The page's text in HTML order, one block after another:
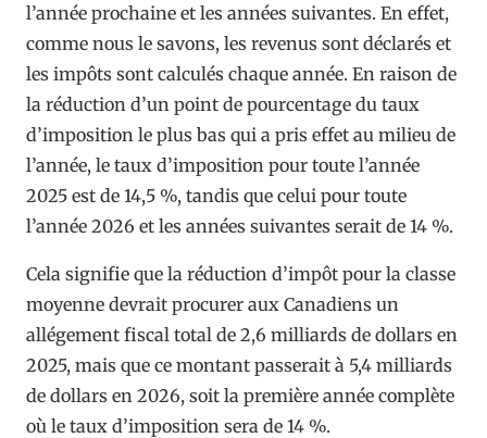
l’année prochaine et les années suivantes. En effet,
comme nous le savons, les revenus sont déclarés et
les impôts sont calculés chaque année. En raison de
la réduction d’un point de pourcentage du taux
d’imposition le plus bas qui a pris effet au milieu de
l’année, le taux d’imposition pour toute l’année
2025 est de 14,5 %, tandis que celui pour toute
l’année 2026 et les années suivantes serait de 14 %.
Cela signifie que la réduction d’impôt pour la classe
moyenne devrait procurer aux Canadiens un
allégement fiscal total de 2,6 milliards de dollars en
2025, mais que ce montant passerait à 5,4 milliards
de dollars en 2026, soit la première année complète
où le taux d’imposition sera de 14 %.